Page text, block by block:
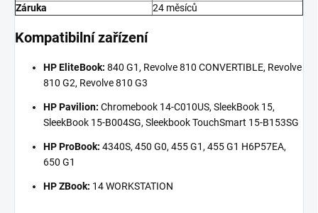
Záruka
24 měsíců
Kompatibilní zařízení
HP EliteBook: 840 G1, Revolve 810 CONVERTIBLE, Revolve
810 G2, Revolve 810 G3
HP Pavilion: Chromebook 14-C010US, SleekBook 15,
SleekBook 15-B004SG, Sleekbook TouchSmart 15-B153SG
HP ProBook: 4340S, 450 G0, 455 G1, 455 G1 H6P57EA,
650 G1
HP ZBook: 14 WORKSTATION